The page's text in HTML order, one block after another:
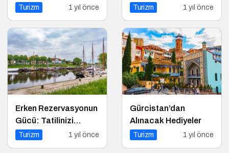
Konyaaltı’nda Açıyor
Turizm 1 yıl önce
Yaşam Tarzı
Turizm 1 yıl önce
Erken Rezervasyonun
Gücü: Tatilinizi
Planlayın, Avantajları
Turizm 1 yıl önce
Gürcistan’dan
Alınacak Hediyeler
Turizm 1 yıl önce